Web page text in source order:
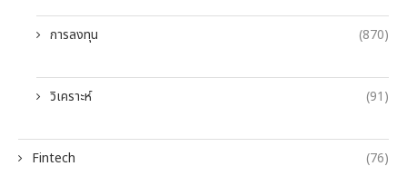
การลงทุน (870)
วิเคราะห์ (91)
Fintech (76)